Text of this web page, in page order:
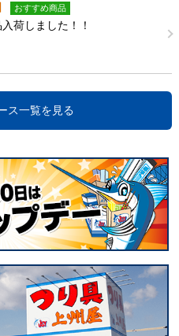
おすすめ商品
荷しました！！
ス一覧を見る